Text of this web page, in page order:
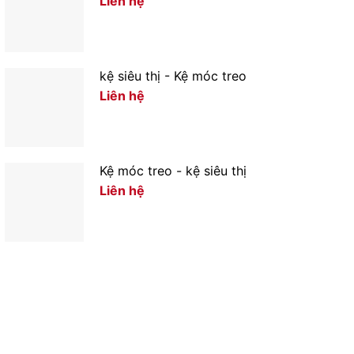
kệ siêu thị - Kệ móc treo
Liên hệ
Kệ móc treo - kệ siêu thị
Liên hệ